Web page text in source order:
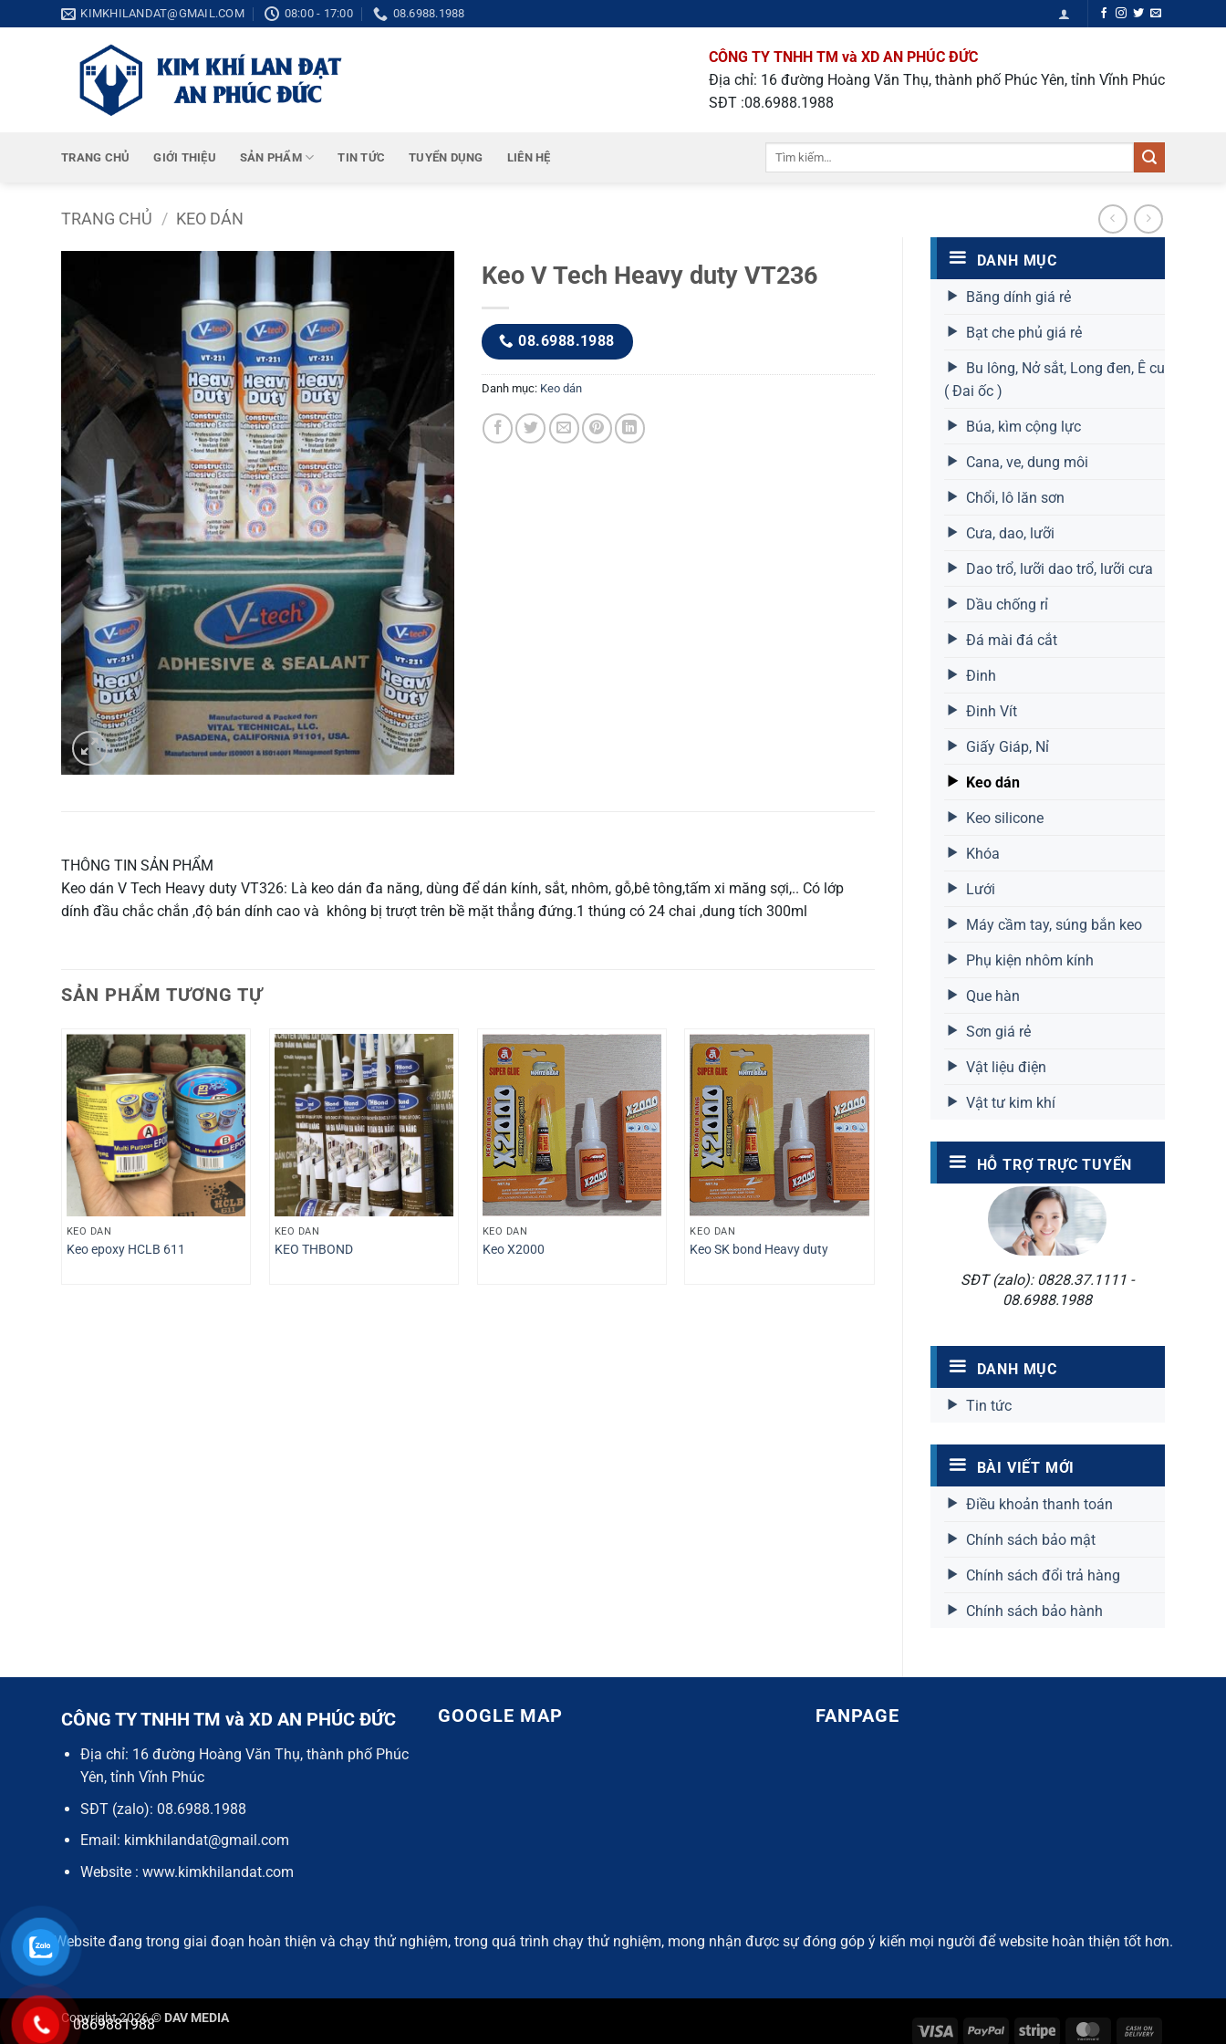
qua
KIMKHILANDAT@GMAIL.COM 08:00 - 17:00 08.6988.1988
CÔNG TY TNHH TM và XD AN PHÚC ĐỨC
Địa chỉ: 16 đường Hoàng Văn Thụ, thành phố Phúc Yên, tỉnh Vĩnh Phúc
SĐT :08.6988.1988
TRANG CHỦ GIỚI THIỆU SẢN PHẨM TIN TỨC TUYỂN DỤNG LIÊN HỆ
Tìm
TRANG CHỦ / KEO DÁN
DANH MỤC
Băng dính giá rẻ
Bạt che phủ giá rẻ
Bu lông, Nở sắt, Long đen, Ê cu
( Đai ốc )
Búa, kìm cộng lực
Cana, ve, dung môi
Chổi, lô lăn sơn
Cưa, dao, lưỡi
Dao trổ, lưỡi dao trổ, lưỡi cưa
Dầu chống rỉ
Đá mài đá cắt
Đinh
Đinh Vít
Giấy Giáp, Nỉ
Keo dán
Keo silicone
Khóa
Lưới
Máy cầm tay, súng bắn keo
Phụ kiện nhôm kính
Que hàn
Sơn giá rẻ
Vật liệu điện
Vật tư kim khí
HỖ TRỢ TRỰC TUYẾN
SĐT (zalo): 0828.37.1111 -
08.6988.1988
DANH MỤC
Tin tức
BÀI VIẾT MỚI
Điều khoản thanh toán
Chính sách bảo mật
Chính sách đổi trả hàng
Chính sách bảo hành
Keo V Tech Heavy duty VT236
08.6988.1988
Danh mục: Keo dán
THÔNG TIN SẢN PHẨM
Keo dán V Tech Heavy duty VT326: Là keo dán đa năng, dùng để dán kính, sắt, nhôm, gỗ,bê tông,tấm xi măng sợi,.. Có lớp
dính đầu chắc chắn ,độ bán dính cao và không bị trượt trên bề mặt thẳng đứng.1 thúng có 24 chai ,dung tích 300ml
SẢN PHẨM TƯƠNG TỰ
KEO DÁN
Keo epoxy HCLB 611
KEO DÁN
KEO THBOND
KEO DÁN
Keo X2000
KEO DÁN
Keo SK bond Heavy duty
CÔNG TY TNHH TM và XD AN PHÚC ĐỨC
Địa chỉ: 16 đường Hoàng Văn Thụ, thành phố Phúc
Yên, tỉnh Vĩnh Phúc
SĐT (zalo): 08.6988.1988
Email: kimkhilandat@gmail.com
Website : www.kimkhilandat.com
GOOGLE MAP FANPAGE
Website đang trong giai đoạn hoàn thiện và chạy thử nghiệm, trong quá trình chạy thử nghiệm, mong nhận được sự đóng góp ý kiến mọi người để website hoàn thiện tốt hơn.
Visa PayPal Stripe MasterCard
Copyright 2026 © DAV MEDIA
0869881988